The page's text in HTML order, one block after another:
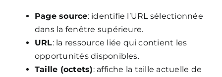
Page source: identifie l’URL sélectionnée
dans la fenêtre supérieure.
URL: la ressource liée qui contient les
opportunités disponibles.
Taille (octets): affiche la taille actuelle de